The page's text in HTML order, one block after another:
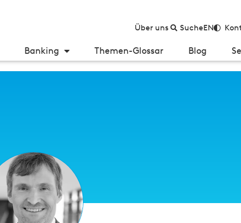
Über uns SucheEN
Banking Themen-Glossar Blog